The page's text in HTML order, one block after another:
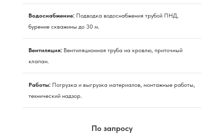
Водоснабжение: Подводка водоснабжения трубой ПНД,
бурение скважины до 30 м.
Вентиляция: Вентиляционная труба на кровлю, приточный
клапан.
Работы: Погрузка и выгрузка материалов, монтажные работы,
технический надзор.
По запросу